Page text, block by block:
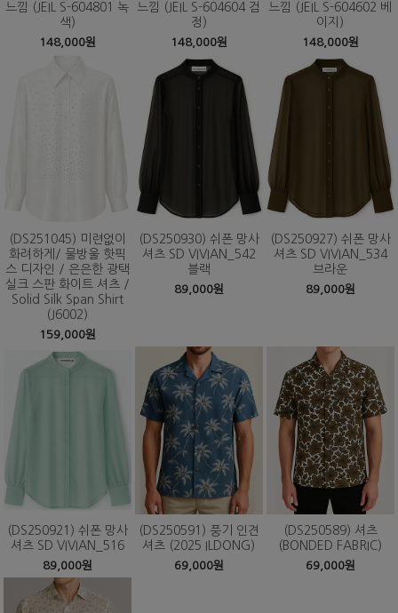
느낌 (JEIL S-604801 녹
색)
148,000원
느낌 (JEIL S-604604 검
정)
148,000원
느낌 (JEIL S-604602 베
이지)
148,000원
(DS251045) 미련없이
화려하게/ 물방울 핫픽
스 디자인 / 은은한 광택
실크 스판 화이트 셔츠 /
Solid Silk Span Shirt
(J6002)
159,000원
(DS250930) 쉬폰 망사
셔츠 SD VIVIAN_542
블랙
89,000원
(DS250927) 쉬폰 망사
셔츠 SD VIVIAN_534
브라운
89,000원
(DS250921) 쉬폰 망사
셔츠 SD VIVIAN_516
89,000원
(DS250591) 풍기 인견
셔츠 (2025 ILDONG)
69,000원
(DS250589) 셔츠
(BONDED FABRIC)
69,000원